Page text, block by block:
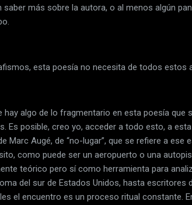
saber más sobre la autora, o al menos algún
esta poesía no necesita de todos estos
hay algo de lo fragmentario en esta poesía
Es posible, creo yo, acceder a todo esto, a
Marc Augé, de “no-lugar”, que se refiere a ese
como puede ser un aeropuerto o una
teórico pero sí como herramienta para
del sur de Estados Unidos, hasta
el encuentro es un proceso ritual constante.